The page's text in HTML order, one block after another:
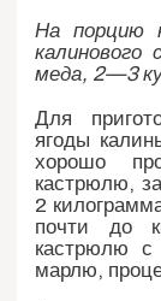
На порцию
меда, 2—3
Для
ягоды
хорошо
кастрюлю,
2
почти до
кастрюлю с
марлю,